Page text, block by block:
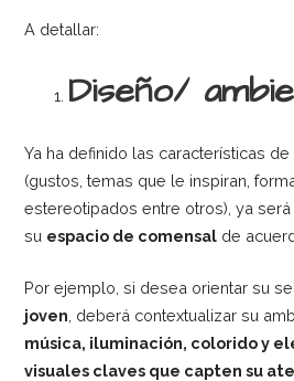
A detallar:
Diseño/
Ya ha definido las características de
(gustos, temas que le inspiran,
estereotipados entre otros), ya
su espacio de comensal de
Por ejemplo, si desea orientar su
joven , deberá contextualizar su
música, iluminación, colorido y
visuales claves que capten su